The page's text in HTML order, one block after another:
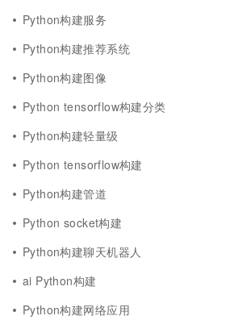
Python构建服务
Python构建推荐系统
Python构建图像
Python tensorflow构建分类
Python构建轻量级
Python tensorflow构建
Python构建管道
Python socket构建
Python构建聊天机器人
ai Python构建
Python构建网络应用